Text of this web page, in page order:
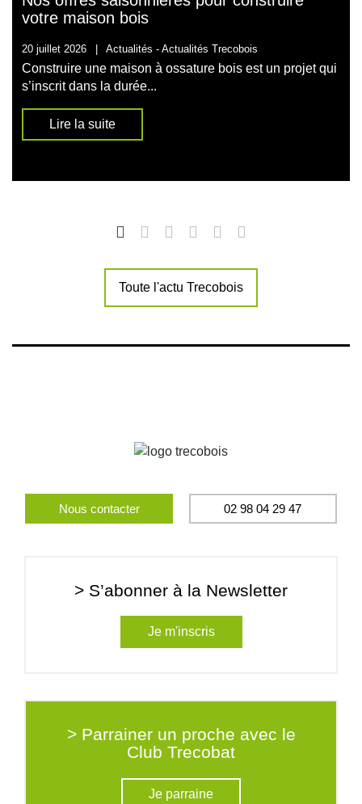
votre maison bois
20 juillet 2026 | Actualités - Actualités Trecobois
Construire une maison à ossature bois est un projet qui
s’inscrit dans la durée...
Lire la suite
Toute l'actu Trecobois
Nous contacter 02 98 04 29 47
> S’abonner à la Newsletter
Je m'inscris
> Parrainer un proche avec le
Club Trecobat
Je parraine